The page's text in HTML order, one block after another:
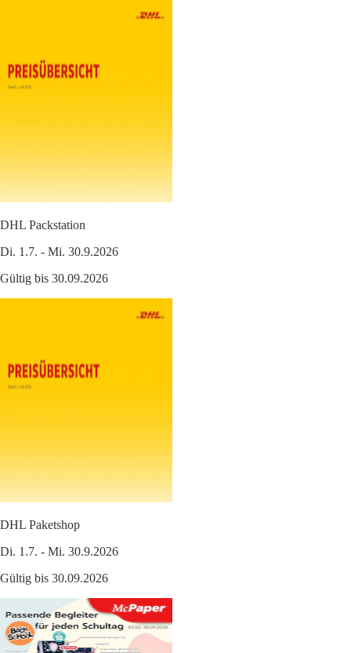
DHL Packstation
Di. 1.7. - Mi. 30.9.2026
Gültig bis 30.09.2026
DHL Paketshop
Di. 1.7. - Mi. 30.9.2026
Gültig bis 30.09.2026